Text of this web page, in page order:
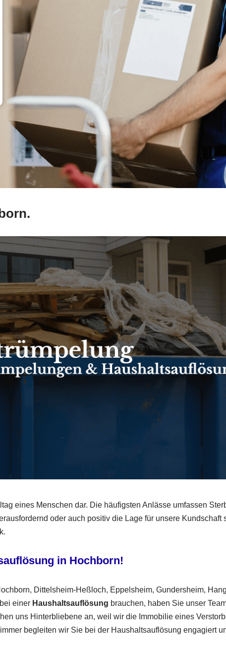
eines Menschen dar. Die häufigsten Anlässe umfassen
oder auch positiv die Lage für unsere
in Hochborn!
Dittelsheim-Heßloch, Eppelsheim, Gundersheim,
einer Haushaltsauflösung brauchen, haben Sie unser
uns Hinterbliebene an, weil wir die Immobilie eines
begleiten wir Sie bei der Haushaltsauflösung engagiert